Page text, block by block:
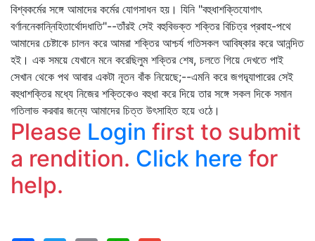
বিশ্বকর্মের সঙ্গে আমাদের কর্মের যোগসাধন হয়। যিনি "বহুধাশক্তিযোগাৎ
বর্ণাননেকান্নিহিতার্থোদধাতি"--তাঁরই সেই বহুবিভক্ত শক্তির বিচিত্র প্রবাহ-পথে
আমাদের চেষ্টাকে চালন করে আমরা শক্তির আশ্চর্য গতিসকল আবিষ্কার করে আনন্দিত
হই। এক সময়ে যেখানে মনে করেছিলুম শক্তির শেষ, চলতে গিয়ে দেখতে পাই
সেখান থেকে পথ আবার একটা নূতন বাঁক নিয়েছে;--এমনি করে জগদ্ব্যাপারের সেই
বহুধাশক্তির মধ্যে নিজের শক্তিকেও বহুধা করে দিয়ে তার সঙ্গে সকল দিকে সমান
গতিলাভ করবার জন্যে আমাদের চিত্ত উৎসাহিত হয়ে ওঠে।
Please Login first to submit
a rendition. Click here for
help.